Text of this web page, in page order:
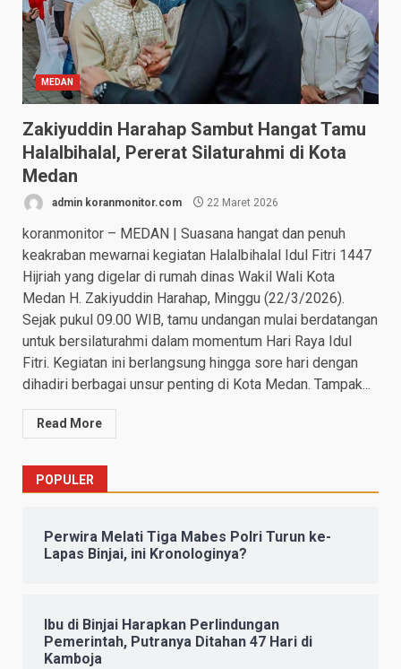
MEDAN
Zakiyuddin Harahap Sambut Hangat Tamu
Halalbihalal, Pererat Silaturahmi di Kota
Medan
admin koranmonitor.com 22 Maret 2026
koranmonitor – MEDAN | Suasana hangat dan penuh
keakraban mewarnai kegiatan Halalbihalal Idul Fitri 1447
Hijriah yang digelar di rumah dinas Wakil Wali Kota
Medan H. Zakiyuddin Harahap, Minggu (22/3/2026).
Sejak pukul 09.00 WIB, tamu undangan mulai berdatangan
untuk bersilaturahmi dalam momentum Hari Raya Idul
Fitri. Kegiatan ini berlangsung hingga sore hari dengan
dihadiri berbagai unsur penting di Kota Medan. Tampak...
Read More
POPULER
Perwira Melati Tiga Mabes Polri Turun ke-
Lapas Binjai, ini Kronologinya?
Ibu di Binjai Harapkan Perlindungan
Pemerintah, Putranya Ditahan 47 Hari di
Kamboja